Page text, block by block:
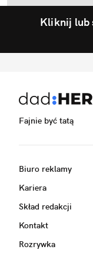
Kliknij lub
Fajnie być tatą
Biuro reklamy
Kariera
Skład redakcji
Kontakt
Rozrywka